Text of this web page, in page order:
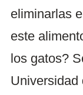
eliminarlas
este
los gatos?
Universidad